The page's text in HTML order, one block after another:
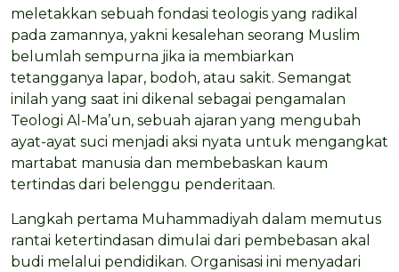
meletakkan sebuah fondasi teologis yang radikal
pada zamannya, yakni kesalehan seorang Muslim
belumlah sempurna jika ia membiarkan
tetangganya lapar, bodoh, atau sakit. Semangat
inilah yang saat ini dikenal sebagai pengamalan
Teologi Al-Ma’un, sebuah ajaran yang mengubah
ayat-ayat suci menjadi aksi nyata untuk mengangkat
martabat manusia dan membebaskan kaum
tertindas dari belenggu penderitaan.
Langkah pertama Muhammadiyah dalam memutus
rantai ketertindasan dimulai dari pembebasan akal
budi melalui pendidikan. Organisasi ini menyadari